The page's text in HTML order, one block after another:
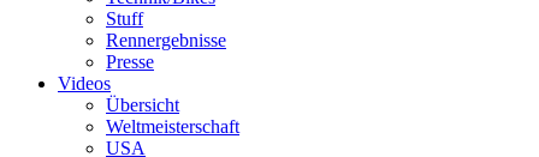
Stuff
Rennergebnisse
Presse
Videos
Übersicht
Weltmeisterschaft
USA